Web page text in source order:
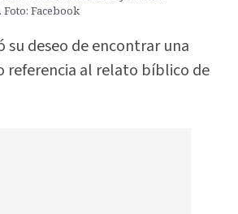
. Foto: Facebook
su deseo de encontrar una
referencia al relato bíblico de